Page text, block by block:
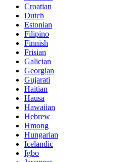
Croatian
Dutch
Estonian
Filipino
Finnish
Frisian
Galician
Georgian
Gujarati
Haitian
Hausa
Hawaiian
Hebrew
Hmong
Hungarian
Icelandic
Igbo